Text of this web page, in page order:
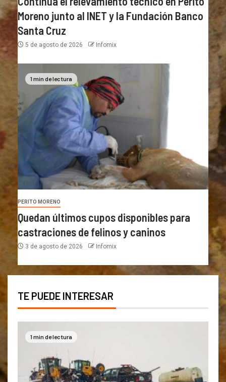
Moreno junto al INET y la Fundación Banco
Santa Cruz
5 de agosto de 2026 Infomix
1 min de lectura
PERITO MORENO
Quedan últimos cupos disponibles para
castraciones de felinos y caninos
3 de agosto de 2026 Infomix
TE PUEDE INTERESAR
1 min de lectura